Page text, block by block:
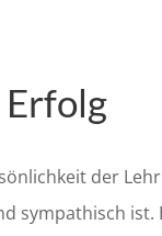
der
sympathisch ist.